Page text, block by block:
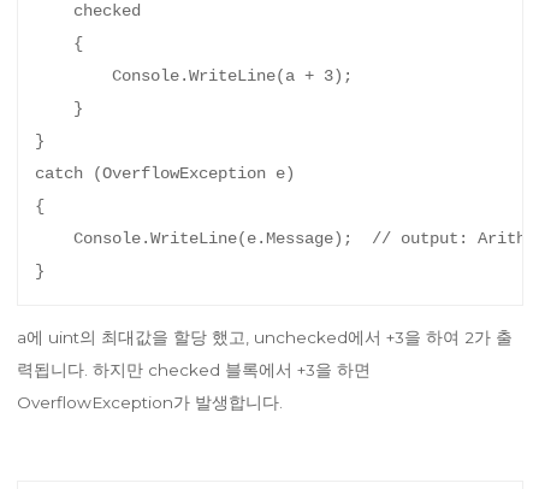
    checked
    {
        Console.WriteLine(a + 3);
    }
}
catch (OverflowException e)
{
Console.WriteLine(e.Message);  // output:
a에 uint의 최대값을 할당 했고, unchecked에서 +3을 하여 2가 출
력됩니다. 하지만 checked 블록에서 +3을 하면
OverflowException가 발생합니다.